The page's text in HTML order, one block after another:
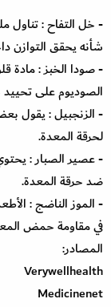
- خل التفاح : تناول
شأنه يحقق التوازن
- صودا الخبز : مادة
الصوديوم على
- الزنجبيل : يقول
لحرقة المعدة.
- عصير الصبار :
ضد حرقة المعدة.
- الموز الناضج :
في مقاومة حمض
المصادر:
Verywellhealth
Medicinenet